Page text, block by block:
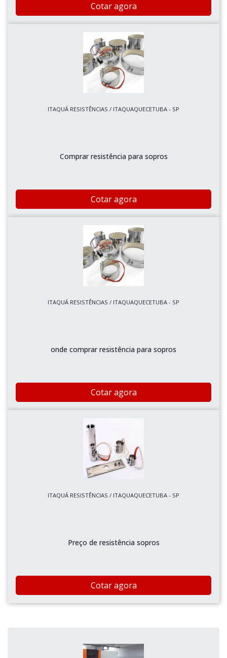
Cotar agora
ITAQUÁ RESISTÊNCIAS / ITAQUAQUECETUBA - SP
Comprar resistência para sopros
Cotar agora
ITAQUÁ RESISTÊNCIAS / ITAQUAQUECETUBA - SP
onde comprar resistência para sopros
Cotar agora
ITAQUÁ RESISTÊNCIAS / ITAQUAQUECETUBA - SP
Preço de resistência sopros
Cotar agora